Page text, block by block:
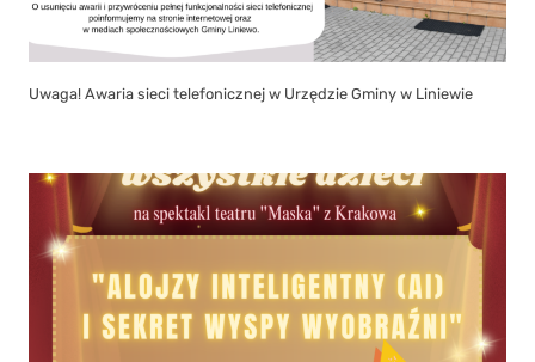
Uwaga! Awaria sieci telefonicznej w Urzędzie Gminy w Liniewie